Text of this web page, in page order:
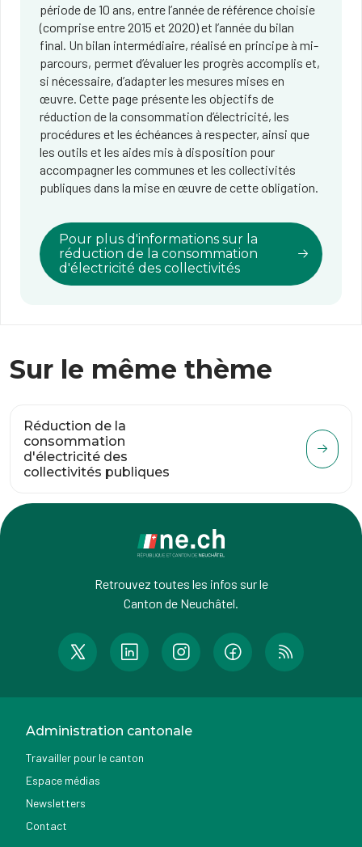
période de 10 ans, entre l’année de référence choisie
(comprise entre 2015 et 2020) et l’année du bilan
final. Un bilan intermédiaire, réalisé en principe à mi-
parcours, permet d’évaluer les progrès accomplis et,
si nécessaire, d’adapter les mesures mises en
œuvre. Cette page présente les objectifs de
réduction de la consommation d’électricité, les
procédures et les échéances à respecter, ainsi que
les outils et les aides mis à disposition pour
accompagner les communes et les collectivités
publiques dans la mise en œuvre de cette obligation.
Pour plus d'informations sur la
réduction de la consommation
d'électricité des collectivités
Sur le même thème
Réduction de la
consommation
d'électricité des
collectivités publiques
Retrouvez toutes les infos sur le
Canton de Neuchâtel.
Administration cantonale
Travailler pour le canton
Espace médias
Newsletters
Contact